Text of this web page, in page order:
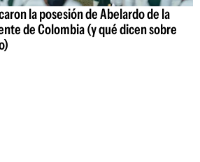
la posesión de Abelardo de la
de Colombia (y qué dicen sobre